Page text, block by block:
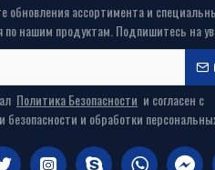
обновления ассортимента и
по нашим продуктам. Подпишитесь на
Политика Безопасности и согласен с
безопасности и обработки